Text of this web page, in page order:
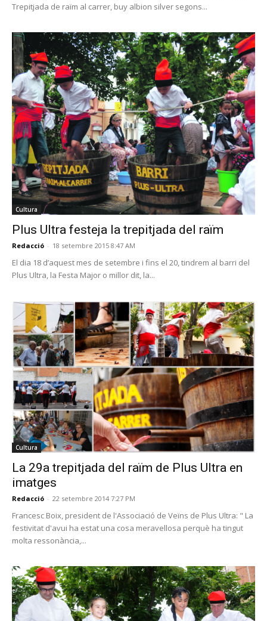
Trepitjada de raïm al carrer, buy albion silver segons...
Cultura
Plus Ultra festeja la trepitjada del raïm
Redacció - 18 setembre 2015 8:47 AM
El dia 18 d’aquest mes de setembre i fins el 20, tindrem al barri del
Plus Ultra, la Festa Major o millor dit, la...
Cultura
La 29a trepitjada del raïm de Plus Ultra en
imatges
Redacció - 22 setembre 2014 7:27 PM
Francesc Boix, president de l'Associació de Veïns de Plus Ultra: " La
festivitat d'avui ha estat una cosa meravellosa perquè ha tingut
molta ressonància,...